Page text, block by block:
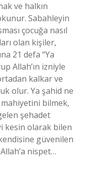
ve halkın
Sabahleyin
çocuğa nasıl
olan kişiler,
21 defa “Ya
Allah’ın izniyle
kalkar ve
olur. Ya şahid ne
bilmek,
şehadet
kesin olarak bilen
güvenilen
nispet…